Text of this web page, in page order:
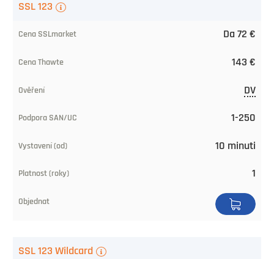
Certificato
l'SSLmarket
Prezzo
la
CA
Validazione
SSL 123
Da 72 €
143 €
DV
1-250
10 minuti
1
SSL 123 Wildcard